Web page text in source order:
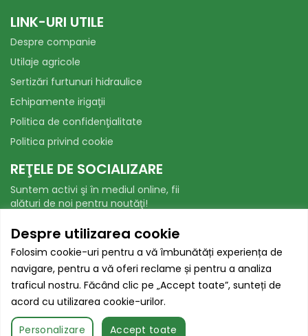
Despre utilizarea cookie
Folosim cookie-uri pentru a vă îmbunătăți experiența de
navigare, pentru a vă oferi reclame și pentru a analiza
traficul nostru. Făcând clic pe „Accept toate”, sunteți de
acord cu utilizarea cookie-urilor.
Personalizare Accept toate
LINK-URI UTILE
Despre companie
Utilaje agricole
Sertizări furtunuri hidraulice
Echipamente irigaţii
Politica de confidenţialitate
Politica privind cookie
REŢELE DE SOCIALIZARE
Suntem activi şi în mediul online, fii
alături de noi pentru noutăţi!
Facebook WhatsApp
AUTORITATEA NAȚIONALĂ PENTRU
PROTECȚIA CONSUMATORILOR
Toate drepturile sunt rezervate.Contactează-ne